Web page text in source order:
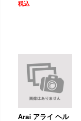
税込
Arai アライ ヘル